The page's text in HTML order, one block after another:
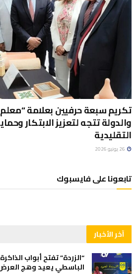
تكريم سبعة حرفيين بعلامة
والدولة تتجه لتعزيز الابتكار
التقليدية
تابعونا على فايسبوك
آخر الأخبار
“الزردة” تفتح أبواب
الباسطي يعيد وهج